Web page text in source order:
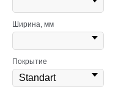
Ширина, мм
Покрытие